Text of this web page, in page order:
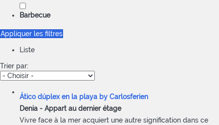
Barbecue
Appliquer les filtres
Liste
Trier par:
Ático dúplex en la playa by Carlosferien
Denia - Appart au dernier étage
Vivre face à la mer acquiert une autre signification dans ce